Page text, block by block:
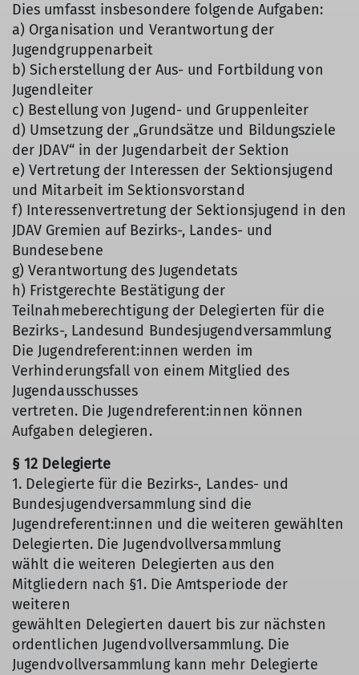
Dies umfasst insbesondere folgende Aufgaben:
a) Organisation und Verantwortung der
Jugendgruppenarbeit
b) Sicherstellung der Aus- und Fortbildung von
Jugendleiter
c) Bestellung von Jugend- und Gruppenleiter
d) Umsetzung der „Grundsätze und Bildungsziele
der JDAV“ in der Jugendarbeit der Sektion
e) Vertretung der Interessen der Sektionsjugend
und Mitarbeit im Sektionsvorstand
f) Interessenvertretung der Sektionsjugend in den
JDAV Gremien auf Bezirks-, Landes- und
Bundesebene
g) Verantwortung des Jugendetats
h) Fristgerechte Bestätigung der
Teilnahmeberechtigung der Delegierten für die
Bezirks-, Landesund Bundesjugendversammlung
Die Jugendreferent:innen werden im
Verhinderungsfall von einem Mitglied des
Jugendausschusses
vertreten. Die Jugendreferent:innen können
Aufgaben delegieren.
§ 12 Delegierte
1. Delegierte für die Bezirks-, Landes- und
Bundesjugendversammlung sind die
Jugendreferent:innen und die weiteren gewählten
Delegierten. Die Jugendvollversammlung
wählt die weiteren Delegierten aus den
Mitgliedern nach §1. Die Amtsperiode der
weiteren
gewählten Delegierten dauert bis zur nächsten
ordentlichen Jugendvollversammlung. Die
Jugendvollversammlung kann mehr Delegierte